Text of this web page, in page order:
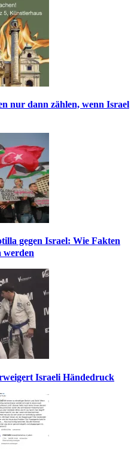
nur dann zählen, wenn Israel
gegen Israel: Wie Fakten
werden
Israeli Händedruck